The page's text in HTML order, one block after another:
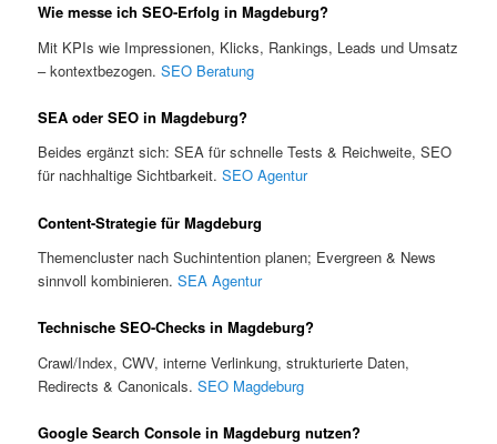
Wie messe ich SEO-Erfolg in Magdeburg?
Mit KPIs wie Impressionen, Klicks, Rankings, Leads und Umsatz
– kontextbezogen.SEO Beratung
SEA oder SEO in Magdeburg?
Beides ergänzt sich: SEA für schnelle Tests & Reichweite, SEO
für nachhaltige Sichtbarkeit.SEO Agentur
Content-Strategie für Magdeburg
Themencluster nach Suchintention planen; Evergreen & News
sinnvoll kombinieren.SEA Agentur
Technische SEO-Checks in Magdeburg?
Crawl/Index, CWV, interne Verlinkung, strukturierte Daten,
Redirects & Canonicals.SEO Magdeburg
Google Search Console in Magdeburg nutzen?